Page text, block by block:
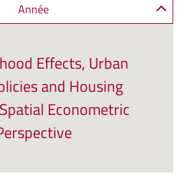
Année
Effects, Urban
and Housing
Econometric